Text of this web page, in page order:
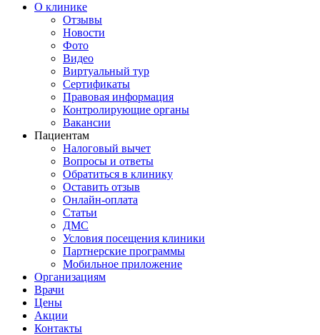
О клинике
Отзывы
Новости
Фото
Видео
Виртуальный тур
Сертификаты
Правовая информация
Контролирующие органы
Вакансии
Пациентам
Налоговый вычет
Вопросы и ответы
Обратиться в клинику
Оставить отзыв
Онлайн-оплата
Статьи
ДМС
Условия посещения клиники
Партнерские программы
Мобильное приложение
Организациям
Врачи
Цены
Акции
Контакты